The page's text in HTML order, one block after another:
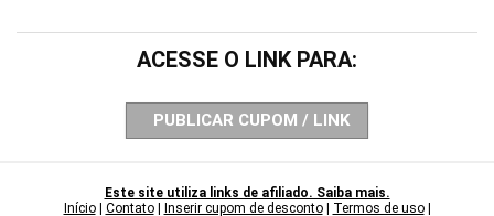
ACESSE O LINK PARA:
PUBLICAR CUPOM / LINK
Este site utiliza links de afiliado. Saiba mais.
Início| Contato| Inserir cupom de desconto| Termos de uso|